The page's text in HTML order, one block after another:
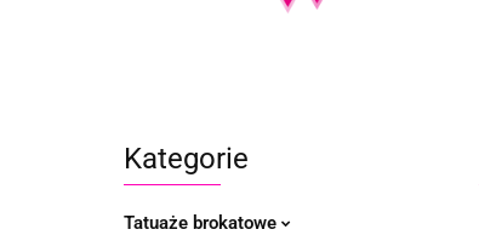
Kategorie
Tatuaże brokatowe